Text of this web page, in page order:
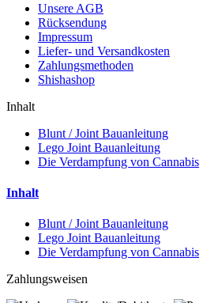
Unsere AGB
Rücksendung
Impressum
Liefer- und Versandkosten
Zahlungsmethoden
Shishashop
Inhalt
Blunt / Joint Bauanleitung
Lego Joint Bauanleitung
Die Verdampfung von Cannabis
Inhalt
Blunt / Joint Bauanleitung
Lego Joint Bauanleitung
Die Verdampfung von Cannabis
Zahlungsweisen